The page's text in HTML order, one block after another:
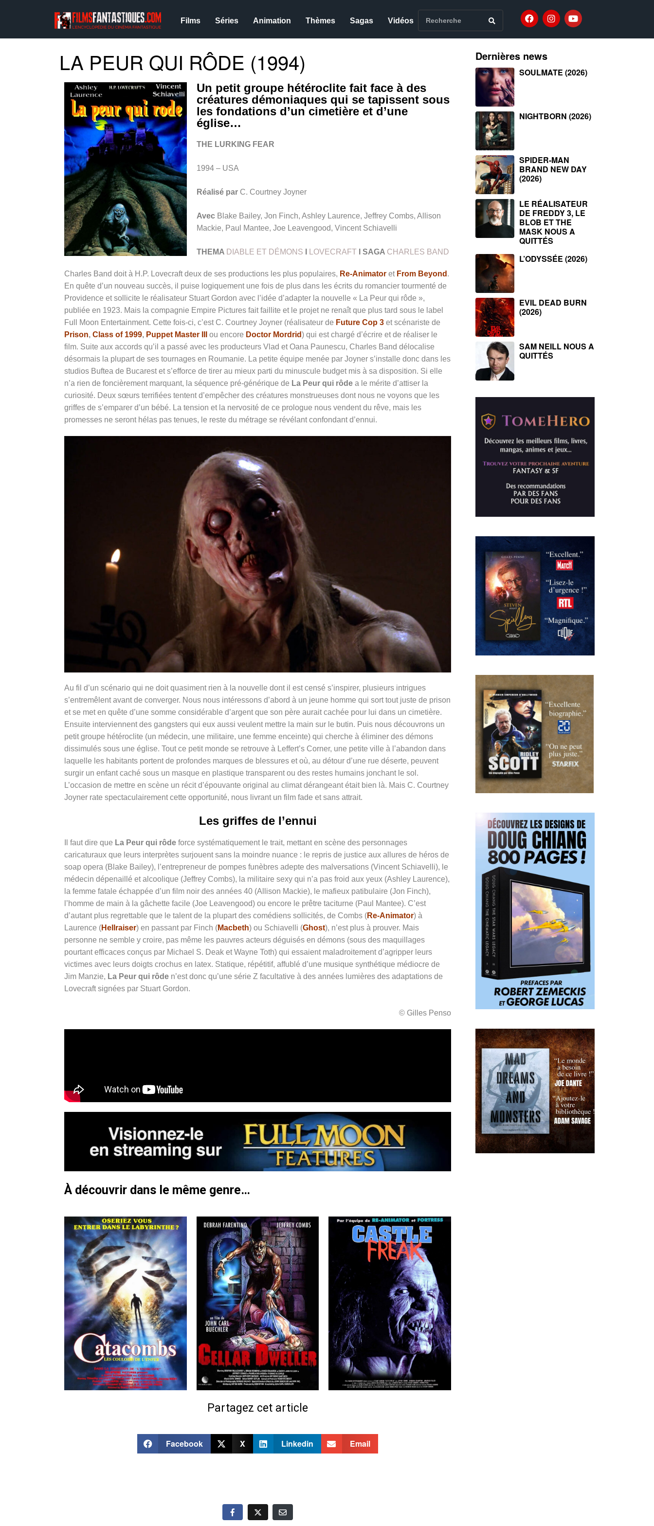
Films Séries Animation Thèmes Sagas Vidéos
LA PEUR QUI RÔDE (1994)
Un petit groupe hétéroclite fait face à des
créatures démoniaques qui se tapissent sous
les fondations d’un cimetière et d’une
église…
THE LURKING FEAR
1994 – USA
Réalisé par C. Courtney Joyner
Avec Blake Bailey, Jon Finch, Ashley Laurence, Jeffrey Combs, Allison
Mackie, Paul Mantee, Joe Leavengood, Vincent Schiavelli
THEMA DIABLE ET DÉMONS LOVECRAFT I SAGA CHARLES BAND
Charles Band doit à H.P. Lovecraft deux de ses productions les plus populaires, Re-Animator et From Beyond .
En quête d’un nouveau succès, il puise logiquement une fois de plus dans les écrits du romancier tourmenté de
Providence et sollicite le réalisateur Stuart Gordon avec l’idée d’adapter la nouvelle « La Peur qui rôde »,
publiée en 1923. Mais la compagnie Empire Pictures fait faillite et le projet ne renaît que plus tard sous le label
Full Moon Entertainment. Cette fois-ci, c’est C. Courtney Joyner (réalisateur de Future Cop 3 et scénariste de
Prison, Class of 1999, Puppet Master III ou encore Doctor Mordrid) qui est chargé d’écrire et de réaliser le
film. Suite aux accords qu’il a passé avec les producteurs Vlad et Oana Paunescu, Charles Band délocalise
désormais la plupart de ses tournages en Roumanie. La petite équipe menée par Joyner s’installe donc dans les
studios Buftea de Bucarest et s’efforce de tirer au mieux parti du minuscule budget mis à sa disposition. Si elle
n’a rien de foncièrement marquant, la séquence pré-générique de La Peur qui rôde a le mérite d’attiser la
curiosité. Deux sœurs terrifiées tentent d’empêcher des créatures monstrueuses dont nous ne voyons que les
griffes de s’emparer d’un bébé. La tension et la nervosité de ce prologue nous vendent du rêve, mais les
promesses ne seront hélas pas tenues, le reste du métrage se révélant confondant d’ennui.
Au fil d’un scénario qui ne doit quasiment rien à la nouvelle dont il est censé s’inspirer, plusieurs intrigues
s’entremêlent avant de converger. Nous nous intéressons d’abord à un jeune homme qui sort tout juste de prison
et se met en quête d’une somme considérable d’argent que son père aurait cachée pour lui dans un cimetière.
Ensuite interviennent des gangsters qui eux aussi veulent mettre la main sur le butin. Puis nous découvrons un
petit groupe hétéroclite (un médecin, une militaire, une femme enceinte) qui cherche à éliminer des démons
dissimulés sous une église. Tout ce petit monde se retrouve à Leffert’s Corner, une petite ville à l’abandon dans
laquelle les habitants portent de profondes marques de blessures et où, au détour d’une rue déserte, peuvent
surgir un enfant caché sous un masque en plastique transparent ou des restes humains jonchant le sol.
L’occasion de mettre en scène un récit d’épouvante original au climat dérangeant était bien là. Mais C. Courtney
Joyner rate spectaculairement cette opportunité, nous livrant un film fade et sans attrait.
Les griffes de l’ennui
Il faut dire que La Peur qui rôde force systématiquement le trait, mettant en scène des personnages
caricaturaux que leurs interprètes surjouent sans la moindre nuance : le repris de justice aux allures de héros de
soap opera (Blake Bailey), l’entrepreneur de pompes funèbres adepte des malversations (Vincent Schiavelli), le
médecin dépenaillé et alcoolique (Jeffrey Combs), la militaire sexy qui n’a pas froid aux yeux (Ashley Laurence),
la femme fatale échappée d’un film noir des années 40 (Allison Mackie), le mafieux patibulaire (Jon Finch),
l’homme de main à la gâchette facile (Joe Leavengood) ou encore le prêtre taciturne (Paul Mantee). C’est
d’autant plus regrettable que le talent de la plupart des comédiens sollicités, de Combs (Re-Animator) à
Laurence (Hellraiser) en passant par Finch (Macbeth) ou Schiavelli (Ghost), n’est plus à prouver. Mais
personne ne semble y croire, pas même les pauvres acteurs déguisés en démons (sous des maquillages
pourtant efficaces conçus par Michael S. Deak et Wayne Toth) qui essaient maladroitement d’agripper leurs
victimes avec leurs doigts crochus en latex. Statique, répétitif, affublé d’une musique synthétique médiocre de
Jim Manzie, La Peur qui rôde n’est donc qu’une série Z facultative à des années lumières des adaptations de
Lovecraft signées par Stuart Gordon.
© Gilles Penso
À découvrir dans le même genre…
Partagez cet article
Facebook X Linkedin Email
Dernières news
SOULMATE (2026)
NIGHTBORN (2026)
SPIDER-MAN
BRAND NEW DAY
(2026)
LE RÉALISATEUR
DE FREDDY 3, LE
BLOB ET THE
MASK NOUS A
QUITTÉS
L’ODYSSÉE (2026)
EVIL DEAD BURN
(2026)
SAM NEILL NOUS A
QUITTÉS